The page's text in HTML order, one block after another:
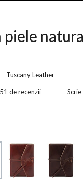
Tuscany Leather
51 de recenzii